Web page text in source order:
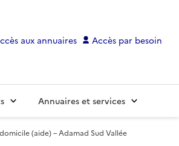
aux annuaires Accès par besoin
Annuaires et services
(aide) – Adamad Sud Vallée